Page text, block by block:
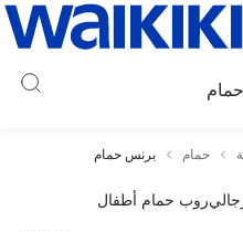
حمام برنس حمام
روب حمام أطفال